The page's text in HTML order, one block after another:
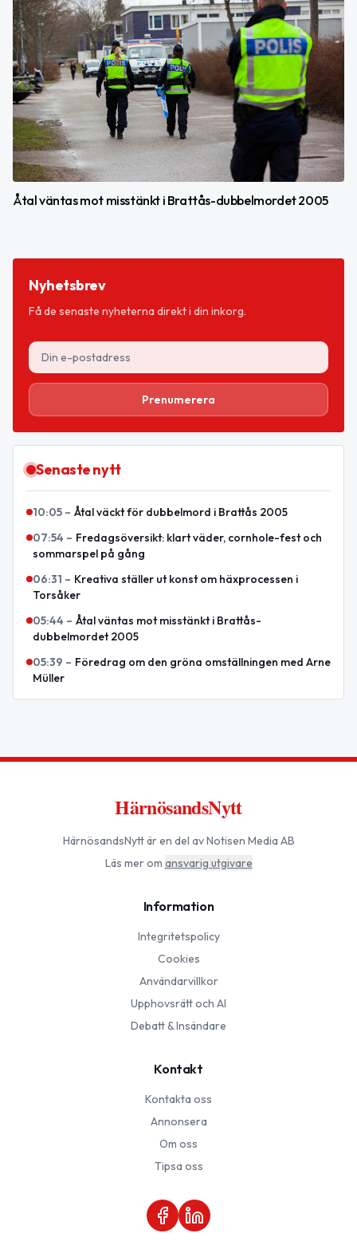
Åtal väntas mot misstänkt i Brattås-dubbelmordet 2005
Nyhetsbrev
Få de senaste nyheterna direkt i din inkorg.
Prenumerera
Senaste nytt
10:05 – Åtal väckt för dubbelmord i Brattås 2005
07:54 – Fredagsöversikt: klart väder, cornhole-fest och
sommarspel på gång
06:31 – Kreativa ställer ut konst om häxprocessen i
Torsåker
05:44 – Åtal väntas mot misstänkt i Brattås-
dubbelmordet 2005
05:39 – Föredrag om den gröna omställningen med Arne
Müller
HärnösandsNytt
HärnösandsNyttär en del av Notisen Media AB
Läs mer om ansvarig utgivare
Information
Integritetspolicy
Cookies
Användarvillkor
Upphovsrätt och AI
Debatt & Insändare
Kontakt
Kontakta oss
Annonsera
Om oss
Tipsa oss